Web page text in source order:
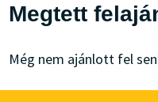
Megtett
Még nem ajánlott fel